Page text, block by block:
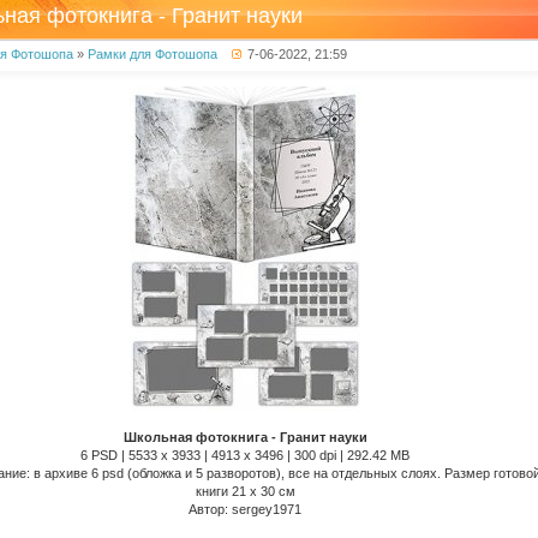
фотокнига - Гранит науки
Фотошопа » Рамки для Фотошопа 7-06-2022, 21:59
Школьная фотокнига - Гранит науки
6 PSD | 5533 x 3933 | 4913 x 3496 | 300 dpi | 292.42 MB
в архиве 6 psd (обложка и 5 разворотов), все на отдельных слоях. Размер
книги 21 x 30 см
Автор: sergey1971